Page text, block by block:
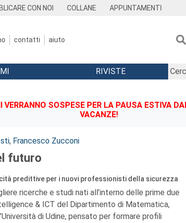
CON NOI COLLANE APPUNTAMENTI
contatti aiuto
RIVISTE
VERRANNO SOSPESE PER LA PAUSA ESTIVA
VACANZE!
, Francesco Zucconi
futuro
predittive per i nuovi professionisti della sicurezza
ricerche e studi nati all’interno delle prime due
& ICT del Dipartimento di Matematica,
di Udine, pensato per formare profili